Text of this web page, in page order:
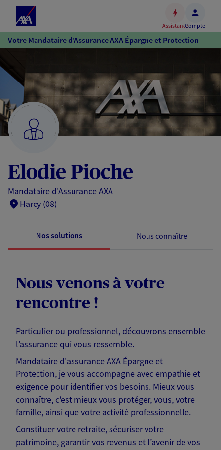
Accéder
au
Accéder
au
pied
de
page
AssistanceCompte
Votre Mandataire d'Assurance AXA Épargne et Protection
Elodie Pioche
Mandataire d'Assurance AXA
Harcy (08)
Nos solutions Nous connaître
Nous venons à votre
rencontre !
Particulier ou professionnel, découvrons ensemble
l’assurance qui vous ressemble.
Mandataire d'assurance AXA Épargne et
Protection, je vous accompagne avec empathie et
exigence pour identifier vos besoins. Mieux vous
connaître, c'est mieux vous protéger, vous, votre
famille, ainsi que votre activité professionnelle.
Constituer votre retraite, sécuriser votre
patrimoine, garantir vos revenus et l’avenir de vos